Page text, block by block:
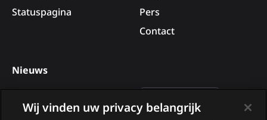
Statuspagina
Pers
Contact
Nieuws
Deelnemers van B&B Vol
Liefde 2026
Wij vinden uw privacy belangrijk